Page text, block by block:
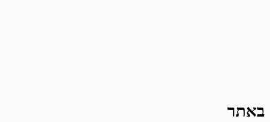
באתר